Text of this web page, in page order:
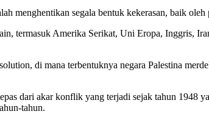
menghentikan segala bentuk kekerasan, baik oleh
termasuk Amerika Serikat, Uni Eropa, Inggris,
di mana terbentuknya negara Palestina
dari akar konflik yang terjadi sejak tahun 1948
tahun.